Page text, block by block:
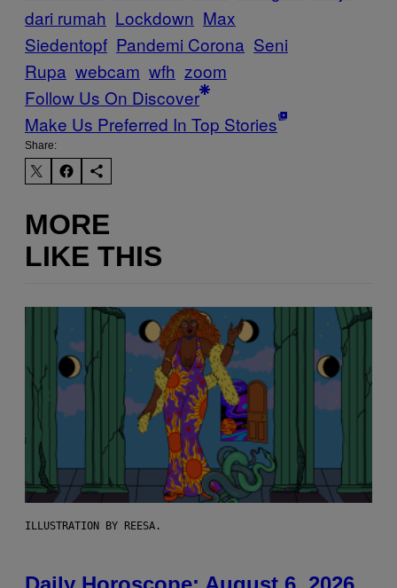
dari rumah Lockdown Max
Siedentopf Pandemi Corona Seni
Rupa webcam wfh zoom
Follow Us On Discover
Make Us Preferred In Top Stories
Share:
MORE
LIKE THIS
ILLUSTRATION BY REESA.